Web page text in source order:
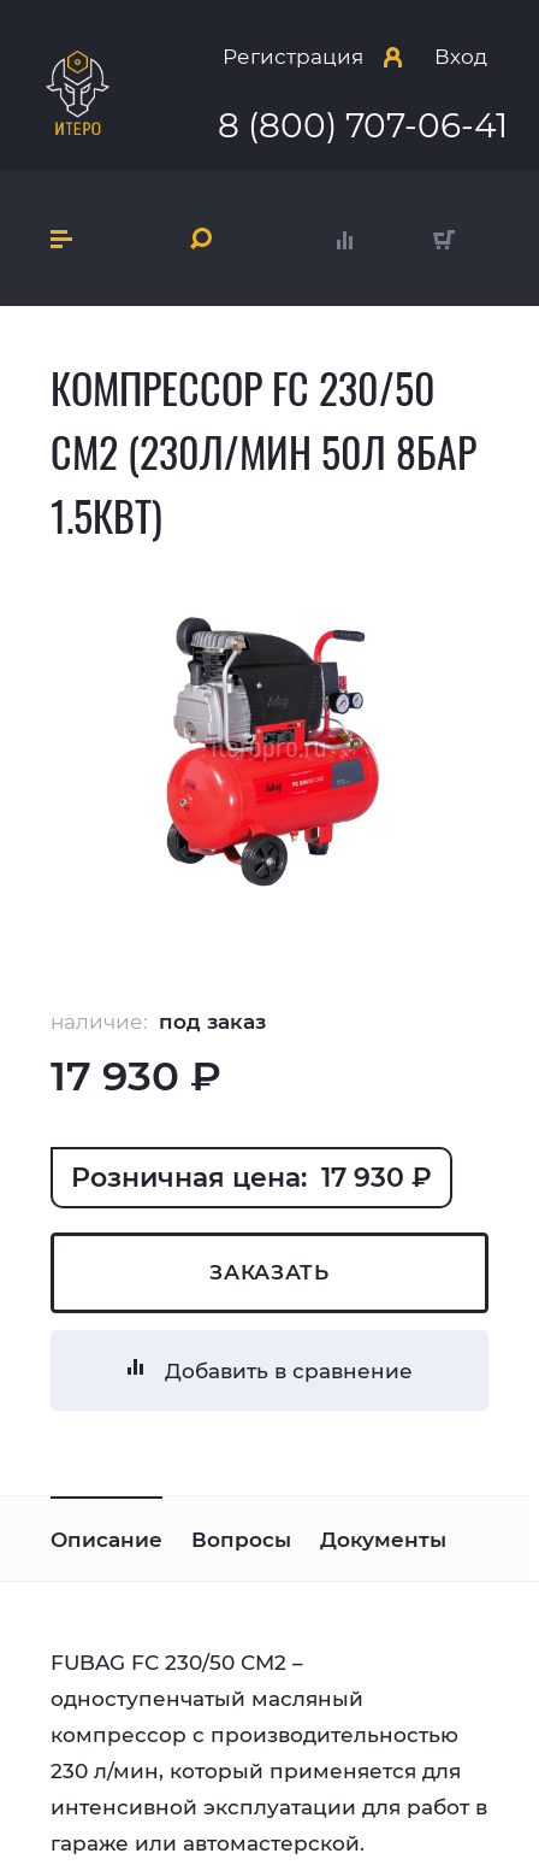
Регистрация Вход
8 (800) 707-06-41
КОМПРЕССОР FC 230/50
CM2 (230Л/МИН 50Л 8БАР
1.5КВТ)
наличие: под заказ
17 930 ₽
Розничная цена: 17 930 ₽
ЗАКАЗАТЬ
Добавить в сравнение
Описание Вопросы Документы
FUBAG FС 230/50 CM2 –
одноступенчатый масляный
компрессор с производительностью
230 л/мин, который применяется для
интенсивной эксплуатации для работ в
гараже или автомастерской.